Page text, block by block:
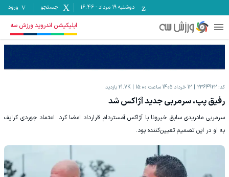
دوشنبه ۱۹ مرداد -
16:46 جستجو ورود
اپلیکیشن اندروید ورزش سه
کد: 2364922 12 خرداد 1405 ساعت 15:00 21.7K بازدید
رفیق پپ، سرمربی جدید آژاکس شد
سرمربی مادریدی سابق خیرونا با آژاکس آمستردام قرارداد امضا کرد. اعتماد جوردی کرایف
به او در این تصمیم تعیین‌کننده بود.